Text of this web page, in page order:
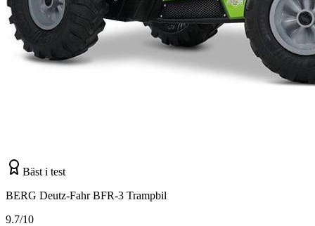
Bäst i test
BERG Deutz-Fahr BFR-3 Trampbil
9.7/10